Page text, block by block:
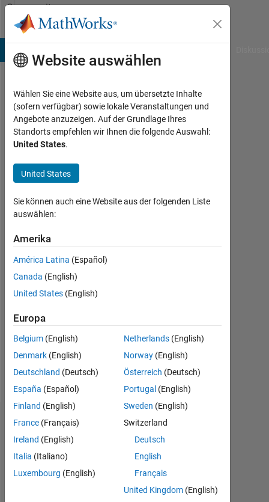
Weiter zum Inhalt
Community
Profile
talayeh
ghodsi
Last
etwa
5
Jahre
Aktiv
seit
2019
0
Following:
0
Follow
Dashboard
Statistik
MATLAB Answers
Website auswählen
Wählen Sie eine Website aus, um übersetzte Inhalte
(sofern verfügbar) sowie lokale Veranstaltungen und
Angebote anzuzeigen. Auf der Grundlage Ihres
Standorts empfehlen wir Ihnen die folgende Auswahl:
United States.
United States
Sie können auch eine Website aus der folgenden Liste
auswählen:
Amerika
América Latina (Español)
Canada (English)
United States (English)
Europa
Belgium (English)
Denmark (English)
Deutschland (Deutsch)
España (Español)
Finland (English)
France (Français)
Ireland (English)
Italia (Italiano)
Luxembourg (English)
Netherlands (English)
Norway (English)
Österreich (Deutsch)
Portugal (English)
Sweden (English)
Switzerland
Deutsch
English
Français
United Kingdom (English)